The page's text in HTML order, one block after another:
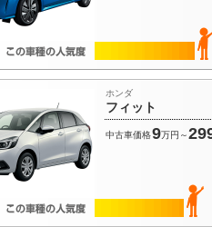
フィット
ホンダ
中古車価格9万円～